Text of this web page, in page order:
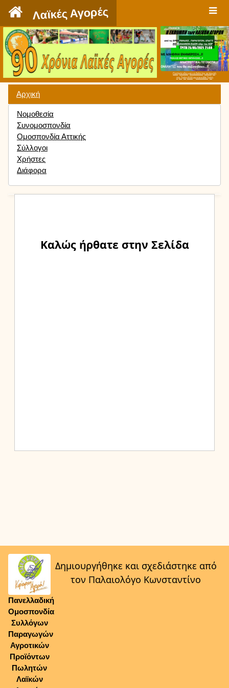
Λαϊκές Αγορές
Πατήστε εδώ για να δείτε την εκπομπή
την Τρίτη 9:00 μμ και κάθε Τρίτη
Αρχική
Νομοθεσία
Συνομοσπονδία
Ομοσπονδία Αττικής
Σύλλογοι
Χρήστες
Διάφορα
Καλώς ήρθατε στην Σελίδα
Πανελλαδική
Ομοσπονδία
Συλλόγων
Παραγωγών
Αγροτικών
Προϊόντων
Πωλητών
Λαϊκών
Δημιουργήθηκε και σχεδιάστηκε από
τον Παλαιολόγο Κωνσταντίνο